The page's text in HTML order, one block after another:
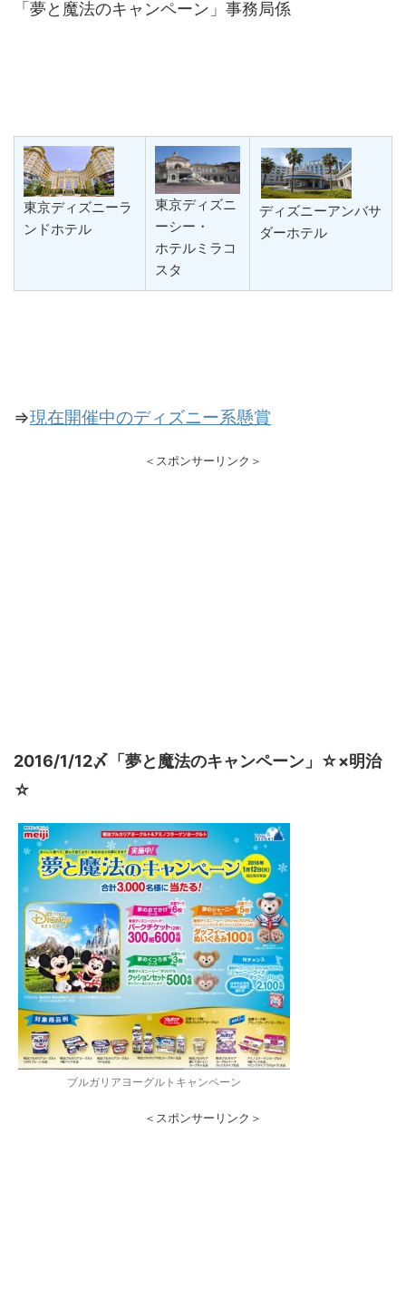
「夢と魔法のキャンペーン」事務局係
東京ディズニーラ
ンドホテル
東京ディズニ
ーシー・
ホテルミラコ
スタ
ディズニーアンバサ
ダーホテル
⇒現在開催中のディズニー系懸賞
＜スポンサーリンク＞
2016/1/12〆「夢と魔法のキャンペーン」☆×明治
☆
ブルガリアヨーグルトキャンペーン
＜スポンサーリンク＞